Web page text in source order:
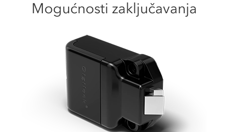
Mogućnosti zaključavanja